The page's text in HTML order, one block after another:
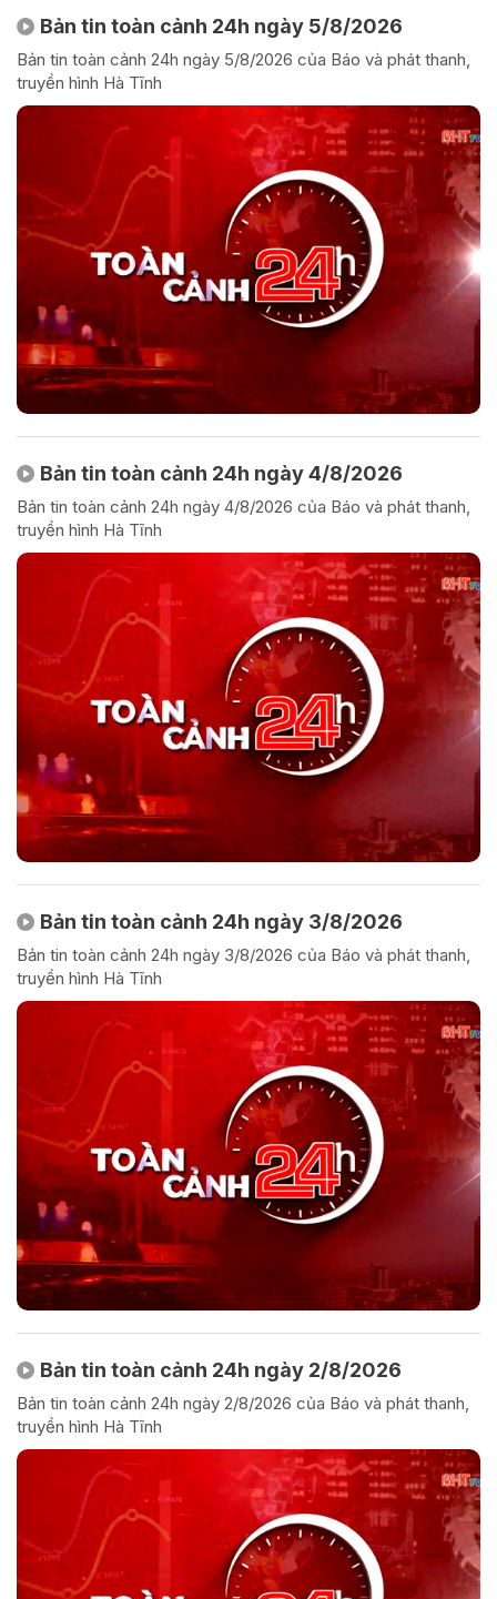
Bản tin toàn cảnh 24h ngày 5/8/2026
Bản tin toàn cảnh 24h ngày 5/8/2026 của Báo và phát thanh,
truyền hình Hà Tĩnh
Bản tin toàn cảnh 24h ngày 4/8/2026
Bản tin toàn cảnh 24h ngày 4/8/2026 của Báo và phát thanh,
truyền hình Hà Tĩnh
Bản tin toàn cảnh 24h ngày 3/8/2026
Bản tin toàn cảnh 24h ngày 3/8/2026 của Báo và phát thanh,
truyền hình Hà Tĩnh
Bản tin toàn cảnh 24h ngày 2/8/2026
Bản tin toàn cảnh 24h ngày 2/8/2026 của Báo và phát thanh,
truyền hình Hà Tĩnh